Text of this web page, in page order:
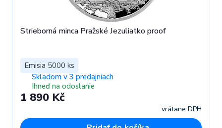
Strieborná minca Pražské Jezuliatko proof
Emisia 5000 ks
Skladom v 3 predajniach
Ihneď na odoslanie
1 890 Kč
vrátane DPH